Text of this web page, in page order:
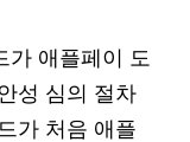
가 애플페이 도
성 심의 절차
가 처음 애플